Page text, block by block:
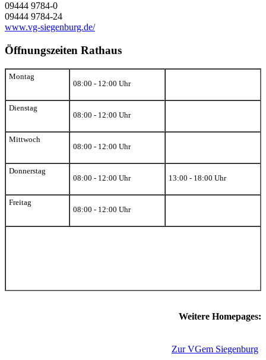
09444 9784-0
09444 9784-24
www.vg-siegenburg.de/
Öffnungszeiten Rathaus
Montag
08:00 - 12:00 Uhr
Dienstag
08:00 - 12:00 Uhr
Mittwoch
08:00 - 12:00 Uhr
Donnerstag
08:00 - 12:00 Uhr
13:00 - 18:00 Uhr
Freitag
08:00 - 12:00 Uhr
Weitere Homepages:
Zur VGem Siegenburg